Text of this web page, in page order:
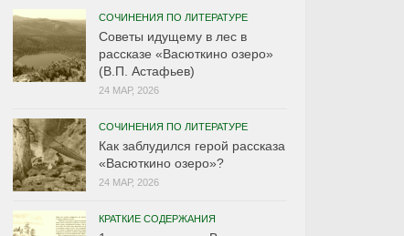
СОЧИНЕНИЯ ПО ЛИТЕРАТУРЕ
Советы идущему в лес в
рассказе «Васюткино озеро»
(В.П. Астафьев)
24 МАР, 2026
СОЧИНЕНИЯ ПО ЛИТЕРАТУРЕ
Как заблудился герой рассказа
«Васюткино озеро»?
24 МАР, 2026
КРАТКИЕ СОДЕРЖАНИЯ